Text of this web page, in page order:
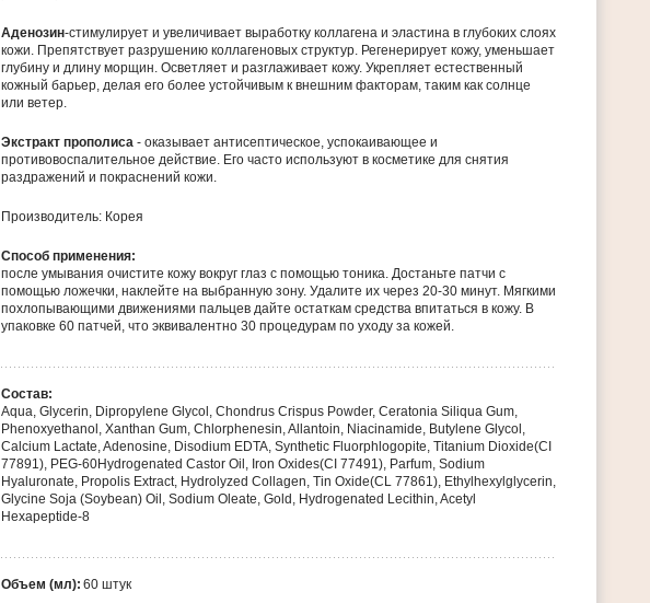
Аденозин-стимулирует и увеличивает выработку коллагена и эластина в глубоких слоях
кожи. Препятствует разрушению коллагеновых структур. Регенерирует кожу, уменьшает
глубину и длину морщин. Осветляет и разглаживает кожу. Укрепляет естественный
кожный барьер, делая его более устойчивым к внешним факторам, таким как солнце
или ветер.
Экстракт прополиса - оказывает антисептическое, успокаивающее и
противовоспалительное действие. Его часто используют в косметике для снятия
раздражений и покраснений кожи.
Производитель: Корея
Способ применения:
после умывания очистите кожу вокруг глаз с помощью тоника. Достаньте патчи с
помощью ложечки, наклейте на выбранную зону. Удалите их через 20-30 минут. Мягкими
похлопывающими движениями пальцев дайте остаткам средства впитаться в кожу. В
упаковке 60 патчей, что эквивалентно 30 процедурам по уходу за кожей.
Состав:
Aqua, Glycerin, Dipropylene Glycol, Chondrus Crispus Powder, Ceratonia Siliqua Gum,
Phenoxyethanol, Xanthan Gum, Chlorphenesin, Allantoin, Niacinamide, Butylene Glycol,
Calcium Lactate, Adenosine, Disodium EDTA, Synthetic Fluorphlogopite, Titanium Dioxide(CI
77891), PEG-60Hydrogenated Castor Oil, Iron Oxides(CI 77491), Parfum, Sodium
Hyaluronate, Propolis Extract, Hydrolyzed Collagen, Tin Oxide(CL 77861), Ethylhexylglycerin,
Glycine Soja (Soybean) Oil, Sodium Oleate, Gold, Hydrogenated Lecithin, Acetyl
Hexapeptide-8
Объем (мл): 60 штук